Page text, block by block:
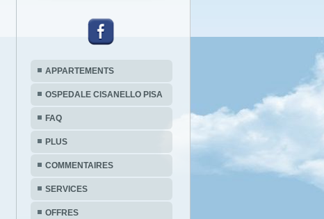
APPARTEMENTS
OSPEDALE CISANELLO PISA
FAQ
PLUS
COMMENTAIRES
SERVICES
OFFRES